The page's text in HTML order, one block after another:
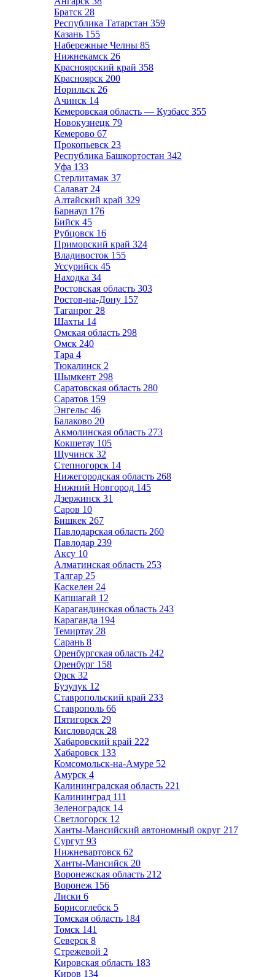
Братск 28
Республика Татарстан 359
Казань 155
Набережные Челны 85
Нижнекамск 26
Красноярский край 358
Красноярск 200
Норильск 26
Ачинск 14
Кемеровская область — Кузбасс 355
Новокузнецк 79
Кемерово 67
Прокопьевск 23
Республика Башкортостан 342
Уфа 133
Стерлитамак 37
Салават 24
Алтайский край 329
Барнаул 176
Бийск 45
Рубцовск 16
Приморский край 324
Владивосток 155
Уссурийск 45
Находка 34
Ростовская область 303
Ростов-на-Дону 157
Таганрог 28
Шахты 14
Омская область 298
Омск 240
Тара 4
Тюкалинск 2
Шымкент 298
Саратовская область 280
Саратов 159
Энгельс 46
Балаково 20
Акмолинская область 273
Кокшетау 105
Щучинск 32
Степногорск 14
Нижегородская область 268
Нижний Новгород 145
Дзержинск 31
Саров 10
Бишкек 267
Павлодарская область 260
Павлодар 239
Аксу 10
Алматинская область 253
Талгар 25
Каскелен 24
Капшагай 12
Карагандинская область 243
Караганда 194
Темиртау 28
Сарань 8
Оренбургская область 242
Оренбург 158
Орск 32
Бузулук 12
Ставропольский край 233
Ставрополь 66
Пятигорск 29
Кисловодск 28
Хабаровский край 222
Хабаровск 133
Комсомольск-на-Амуре 52
Амурск 4
Калининградская область 221
Калининград 111
Зеленоградск 14
Светлогорск 12
Ханты-Мансийский автономный округ 217
Сургут 93
Нижневартовск 62
Ханты-Мансийск 20
Воронежская область 212
Воронеж 156
Лиски 6
Борисоглебск 5
Томская область 184
Томск 141
Северск 8
Стрежевой 2
Кировская область 183
Киров 134